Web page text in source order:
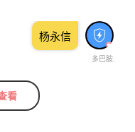
多巴胺.
杨永信
看